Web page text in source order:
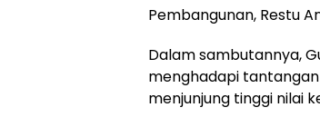
Pembangunan, Restu
Dalam sambutannya,
menghadapi
menjunjung tinggi nilai